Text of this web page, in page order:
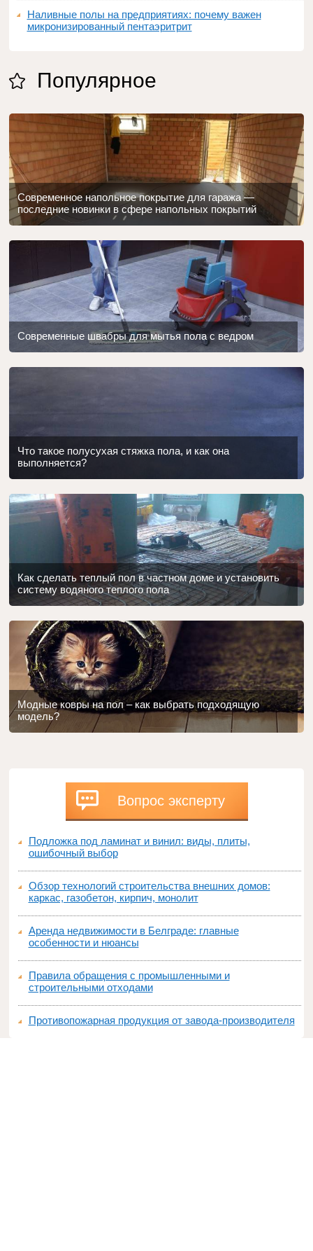
Наливные полы на предприятиях: почему важен
микронизированный пентаэритрит
Популярное
Современное напольное покрытие для гаража —
последние новинки в сфере напольных покрытий
Современные швабры для мытья пола с ведром
Что такое полусухая стяжка пола, и как она
выполняется?
Как сделать теплый пол в частном доме и установить
систему водяного теплого пола
Модные ковры на пол – как выбрать подходящую
модель?
Вопрос эксперту
Подложка под ламинат и винил: виды, плиты,
ошибочный выбор
Обзор технологий строительства внешних домов:
каркас, газобетон, кирпич, монолит
Аренда недвижимости в Белграде: главные
особенности и нюансы
Правила обращения с промышленными и
строительными отходами
Противопожарная продукция от завода-производителя